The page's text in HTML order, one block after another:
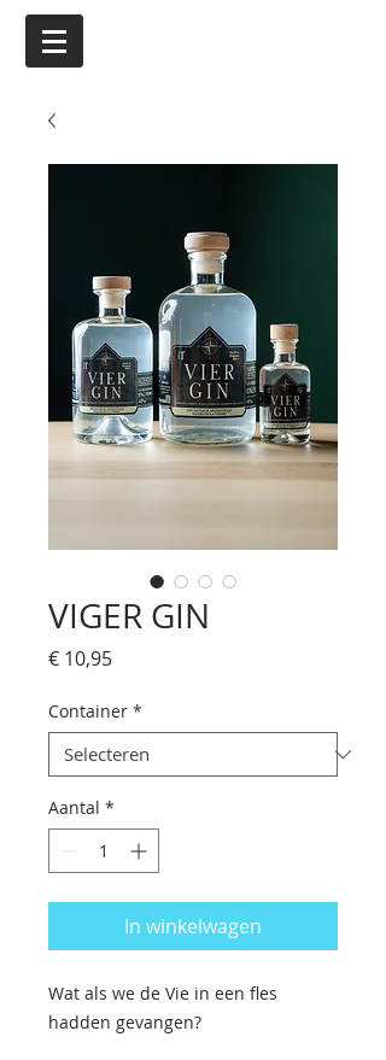
VIGER GIN
€ 10,95Prijs
Container *
Aantal *
In winkelwagen
Wat als we de Vie in een fles
hadden gevangen?